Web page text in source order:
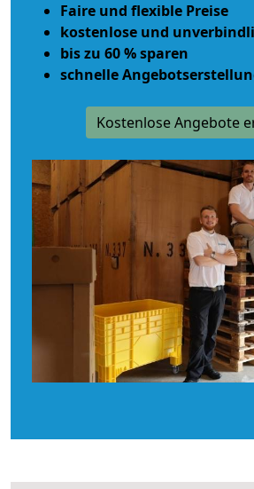
Faire und flexible Preise
kostenlose und
bis zu 60 % sparen
schnelle
Kostenlose Angebote